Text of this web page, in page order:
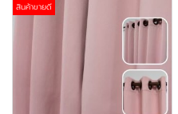
สินค้าขายดี